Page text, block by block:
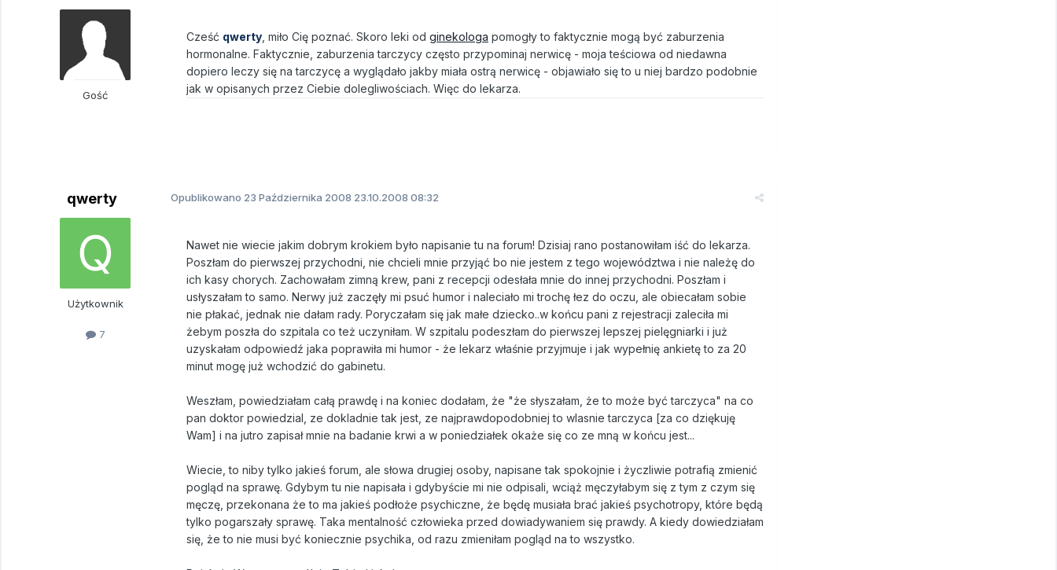
Gość
Cześć qwerty , miło Cię poznać. Skoro leki od ginekologa pomogły to faktycznie mogą być zaburzenia
hormonalne. Faktycznie, zaburzenia tarczycy często przypominaj nerwicę - moja teściowa od niedawna
dopiero leczy się na tarczycę a wyglądało jakby miała ostrą nerwicę - objawiało się to u niej bardzo podobnie
jak w opisanych przez Ciebie dolegliwościach. Więc do lekarza.
qwerty
Użytkownik
7
Opublikowano 23 Października 2008 23.10.2008 08:32
Nawet nie wiecie jakim dobrym krokiem było napisanie tu na forum! Dzisiaj rano postanowiłam iść do lekarza.
Poszłam do pierwszej przychodni, nie chcieli mnie przyjąć bo nie jestem z tego województwa i nie należę do
ich kasy chorych. Zachowałam zimną krew, pani z recepcji odesłała mnie do innej przychodni. Poszłam i
usłyszałam to samo. Nerwy już zaczęły mi psuć humor i naleciało mi trochę łez do oczu, ale obiecałam sobie
nie płakać, jednak nie dałam rady. Poryczałam się jak małe dziecko..w końcu pani z rejestracji zaleciła mi
żebym poszła do szpitala co też uczyniłam. W szpitalu podeszłam do pierwszej lepszej pielęgniarki i już
uzyskałam odpowiedź jaka poprawiła mi humor - że lekarz właśnie przyjmuje i jak wypełnię ankietę to za 20
minut mogę już wchodzić do gabinetu.
Weszłam, powiedziałam całą prawdę i na koniec dodałam, że "że słyszałam, że to może być tarczyca" na co
pan doktor powiedzial, ze dokladnie tak jest, ze najprawdopodobniej to wlasnie tarczyca [za co dziękuję
Wam] i na jutro zapisał mnie na badanie krwi a w poniedziałek okaże się co ze mną w końcu jest...
Wiecie, to niby tylko jakieś forum, ale słowa drugiej osoby, napisane tak spokojnie i życzliwie potrafią zmienić
pogląd na sprawę. Gdybym tu nie napisała i gdybyście mi nie odpisali, wciąż męczyłabym się z tym z czym się
męczę, przekonana że to ma jakieś podłoże psychiczne, że będę musiała brać jakieś psychotropy, które będą
tylko pogarszały sprawę. Taka mentalność człowieka przed dowiadywaniem się prawdy. A kiedy dowiedziałam
się, że to nie musi być koniecznie psychika, od razu zmieniłam pogląd na to wszystko.